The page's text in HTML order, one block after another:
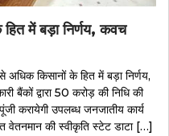
में बड़ा निर्णय, कवच
किसानों के हित में बड़ा निर्णय,
बैंकों द्वारा 50 करोड़ की निधि की
करायेगी उपलब्ध जनजातीय कार्य
वेतनमान की स्वीकृति स्टेट डाटा […]